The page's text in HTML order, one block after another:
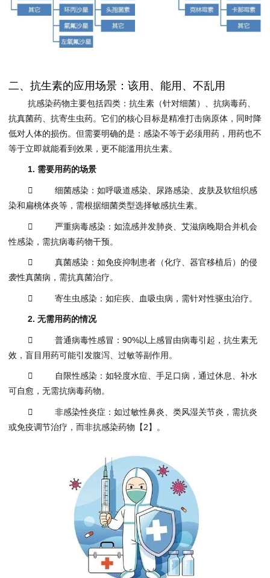
二、抗生素的应用场景：该用、能用、不乱用
抗感染药物主要包括四类：抗生素（针对细菌）、抗病毒药、
抗真菌药、抗寄生虫药。它们的核心目标是精准打击病原体，同时降
低对人体的损伤。但需要明确的是：感染不等于必须用药，用药也不
等于立即就能看到效果，更不能滥用抗生素。
1. 需要用药的场景
 细菌感染：如呼吸道感染、尿路感染、皮肤及软组织感
染和扁桃体炎等，需根据细菌类型选择敏感抗生素。
 严重病毒感染：如流感并发肺炎、艾滋病晚期合并机会
性感染，需抗病毒药物干预。
 真菌感染：如免疫抑制患者（化疗、器官移植后）的侵
袭性真菌病，需抗真菌治疗。
 寄生虫感染：如疟疾、血吸虫病，需针对性驱虫治疗。
2. 无需用药的情况
 普通病毒性感冒：90%以上感冒由病毒引起，抗生素无
效，盲目用药可能引发腹泻、过敏等副作用。
 自限性感染：如轻度水痘、手足口病，通过休息、补水
可自愈，无需抗病毒药物。
 非感染性炎症：如过敏性鼻炎、类风湿关节炎，需抗炎
或免疫调节治疗，而非抗感染药物【2】。